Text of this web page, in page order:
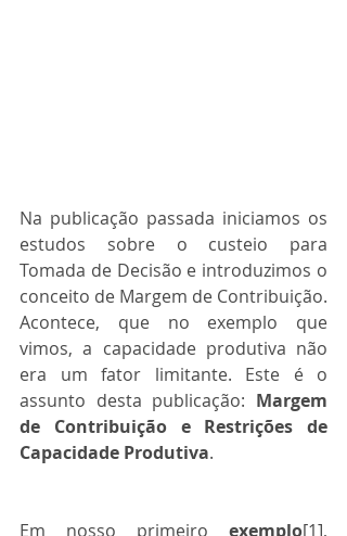
Na publicação passada iniciamos os
estudos sobre o custeio para
Tomada de Decisão e introduzimos o
conceito de Margem de Contribuição.
Acontece, que no exemplo que
vimos, a capacidade produtiva não
era um fator limitante. Este é o
assunto desta publicação: Margem
de Contribuição e Restrições de
Capacidade Produtiva.
Em nosso primeiro exemplo[1],